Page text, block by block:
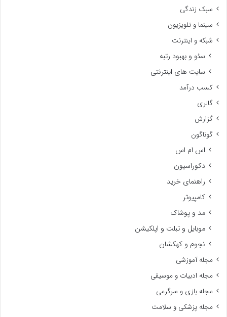
سبک زندگی
سینما و تلویزیون
شبکه و اینترنت
سئو و بهبود رتبه
سایت های اینترنتی
کسب درآمد
گالری
گزارش
گوناگون
اس ام اس
دکوراسیون
راهنمای خرید
کامپیوتر
مد و پوشاک
موبایل و تبلت و اپلکیشن
نجوم و کهکشان
مجله آموزشی
مجله ادبیات و موسیقی
مجله بازی و سرگرمی
مجله پزشکی و سلامت